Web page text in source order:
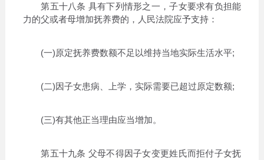
第五十八条 具有下列情形之一，子女要求有负担能
力的父或者母增加抚养费的，人民法院应予支持：
(一)原定抚养费数额不足以维持当地实际生活水平;
(二)因子女患病、上学，实际需要已超过原定数额;
(三)有其他正当理由应当增加。
第五十九条 父母不得因子女变更姓氏而拒付子女抚